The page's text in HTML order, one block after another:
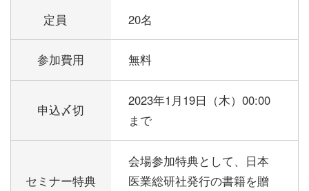
定員 20名
参加費用 無料
申込〆切
2023年1月19日（木）00:00
まで
セミナー特典
会場参加特典として、日本
医業総研社発行の書籍を贈